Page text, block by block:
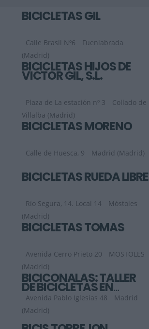
BICICLETAS GIL
Calle Brasil Nº6
Fuenlabrada
(Madrid)
BICICLETAS HIJOS DE
VICTOR GIL, S.L.
Plaza de La estación nº 3
Collado de
Villalba (Madrid)
BICICLETAS MORENO
Calle de Huesca, 9 Madrid (Madrid)
BICICLETAS RUEDA LIBRE
Río Segura, 14. Local 14
Móstoles
(Madrid)
BICICLETAS TOMAS
Avenida Cerro Prieto 20
MOSTOLES
(Madrid)
BICICONALAS: TALLER
DE BICICLETAS EN
MADRID
Avenida Pablo Iglesias 48
Madrid
(Madrid)